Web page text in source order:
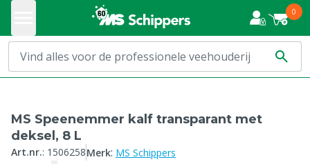
0
MS Speenemmer kalf transparant met
deksel, 8 L
Art.nr.: 1506258Merk: MS Schippers